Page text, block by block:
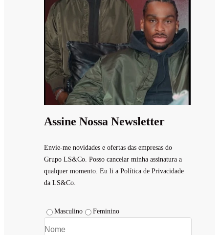
Assine Nossa Newsletter
Envie-me novidades e ofertas das empresas do
Grupo LS&Co. Posso cancelar minha assinatura a
qualquer momento. Eu li a Política de Privacidade
da LS&Co.
Masculino Feminino